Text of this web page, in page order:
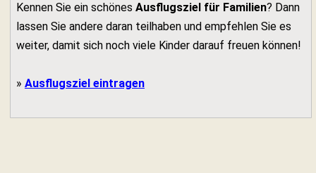
Kennen Sie ein schönes Ausflugsziel für Familien? Dann
lassen Sie andere daran teilhaben und empfehlen Sie es
weiter, damit sich noch viele Kinder darauf freuen können!
» Ausflugsziel eintragen